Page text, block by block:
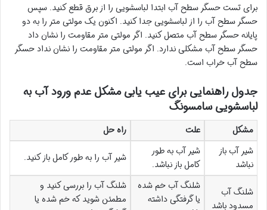
برای تست حسگر سطح آب ابتدا لباسشویی را از برق قطع کنید. سپس
حسگر سطح آب را از لباسشویی جدا کنید. اکنون یک مولتی متر را به دو
پایانه حسگر سطح آب متصل کنید. اگر مولتی متر مقاومت را نشان داد
حسگر سطح آب مشکلی ندارد. اگر مولتی متر مقاومت را نشان نداد حسگر
سطح آب خراب است.
جدول راهنمایی برای عیب یابی مشکل عدم ورود آب به
لباسشویی سامسونگ
مشکل علت
راه حل
شیر آب باز
نباشد
شیر آب به طور
کامل باز نباشد.
شیر آب را به طور کامل باز کنید.
شلنگ آب
مسدود باشد
شلنگ آب خم شده
یا گرفتگی داشته
شلنگ آب را بررسی کنید و
مطمئن شوید که خم شده یا